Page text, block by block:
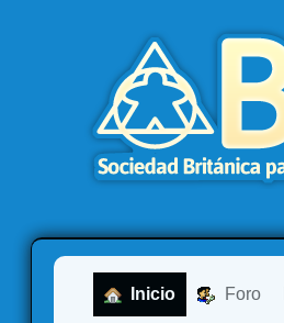
Inicio Foro